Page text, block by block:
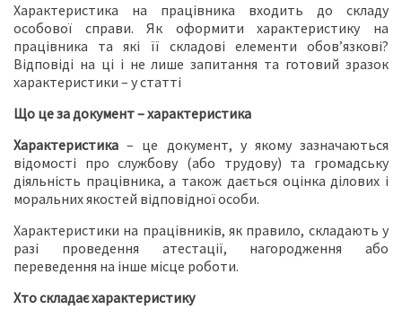
Характеристика на працівника входить до складу
особової справи. Як оформити характеристику на
працівника та які її складові елементи обов’язкові?
Відповіді на ці і не лише запитання та готовий зразок
характеристики – у статті
Що це за документ – характеристика
Характеристика – це документ, у якому зазначаються
відомості про службову (або трудову) та громадську
діяльність працівника, а також дається оцінка ділових і
моральних якостей відповідної особи.
Характеристики на працівників, як правило, складають у
разі проведення атестації, нагородження або
переведення на інше місце роботи.
Хто складає характеристику